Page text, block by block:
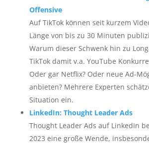
Offensive
Auf TikTok können seit kurzem
Länge von bis zu 30 Minuten
Warum dieser Schwenk hin zu
TikTok damit v.a. YouTube
Oder gar Netflix? Oder neue Ad-
anbieten? Mehrere Experten
Situation ein.
LinkedIn: Thought Leader Ads
Thought Leader Ads auf LinkedIn
2023 eine große Wende,